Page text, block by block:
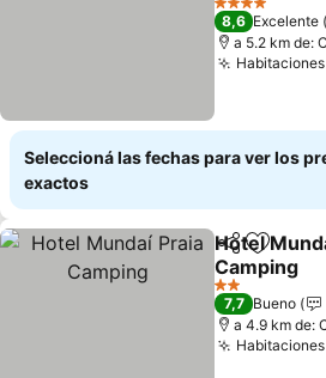
4 Estrellas
8,6 Excelente
a 5.2 km de:
Seleccioná las fechas para ver los
exactos
Compartir
Añadir
Hotel
Camping
2 Estrellas
7,7 Bueno
a 4.9 km de: